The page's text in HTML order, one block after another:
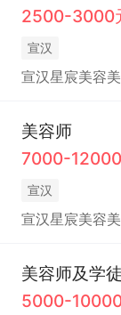
2500-3000
宣汉
宣汉星宸美容
美容师
7000-
宣汉
宣汉星宸美容
美容师及学
5000-